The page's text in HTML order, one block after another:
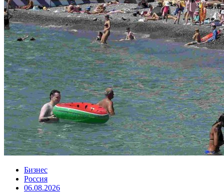
Бизнес
Россия
06.08.2026